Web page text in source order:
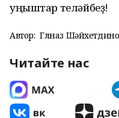
уңыштар теләйбеҙ!
Автор: Гөлназ
Читайте нас